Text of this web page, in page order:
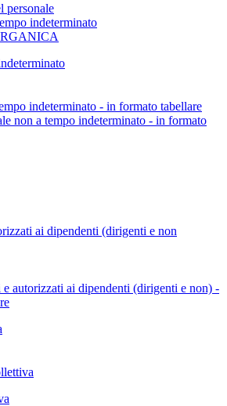
personale
indeterminato
indeterminato - in formato tabellare
non a tempo indeterminato - in formato
ai dipendenti (dirigenti e non
autorizzati ai dipendenti (dirigenti e non) -